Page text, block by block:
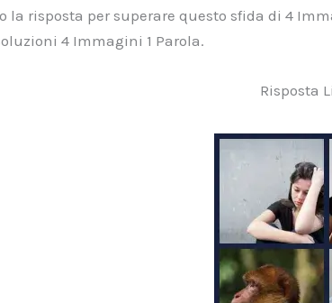
la risposta per superare questo sfida di 4
4 Immagini 1 Parola.
Risposta